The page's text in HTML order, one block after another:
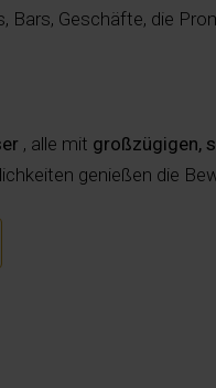
Bars, Geschäfte, die
, alle mit großzügigen,
genießen die
und